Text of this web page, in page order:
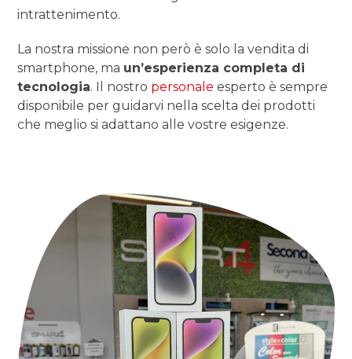
intrattenimento.
La nostra missione non però è solo la vendita di
smartphone, ma un’esperienza completa di
tecnologia. Il nostro personale esperto è sempre
disponibile per guidarvi nella scelta dei prodotti
che meglio si adattano alle vostre esigenze.